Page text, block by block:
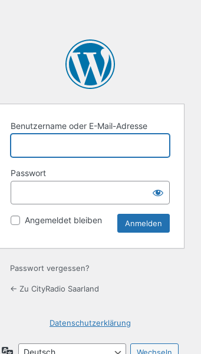
Benutzername oder E-Mail-Adresse
Passwort
Angemeldet bleiben
Passwort vergessen?
← Zu CityRadio Saarland
Datenschutzerklärung
Sprache